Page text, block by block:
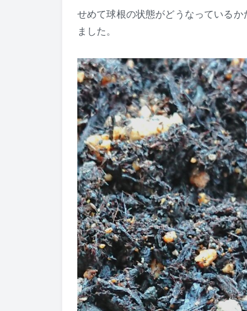
せめて球根の状態がどうなっている
ました。